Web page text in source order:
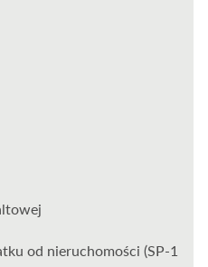
od nieruchomości (SP-1